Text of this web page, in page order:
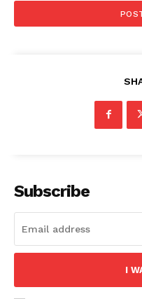
Subscribe
I